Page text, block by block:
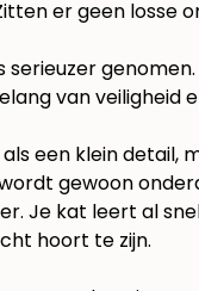
er geen losse
van veiligheid
een klein
gewoon
Je kat leert al
hoort te zijn.